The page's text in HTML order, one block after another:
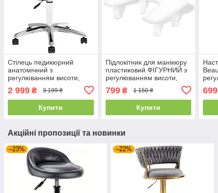
Стілець педикюрний
анатомічний з
регулюванням висоти,
2 999 ₴ 3 199 ₴
Купити
Підлокітник для манікюру
пластиковий ФІГУРНИЙ з
регулюванням висоти,
799₴ 1 150 ₴
Купити
699
Акційні пропозиції та новинки
–23% –22%